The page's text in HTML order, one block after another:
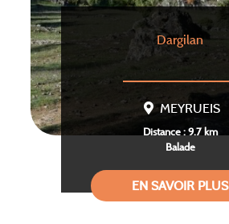
Dargilan
MEYRUEIS
Distance : 9.7 km
Balade
EN SAVOIR PLUS